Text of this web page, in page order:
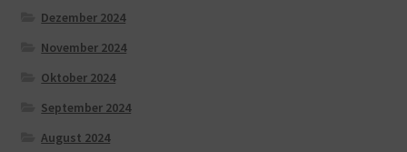
Dezember 2024
November 2024
Oktober 2024
September 2024
August 2024